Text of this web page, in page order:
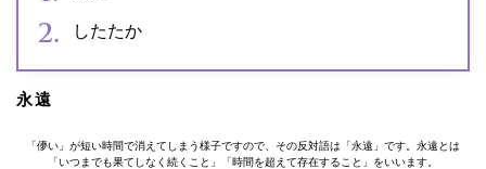
したたか
永遠
「儚い」が短い時間で消えてしまう様子ですので、その反対語は「永遠」です。永遠とは
「いつまでも果てしなく続くこと」「時間を超えて存在すること」をいいます。